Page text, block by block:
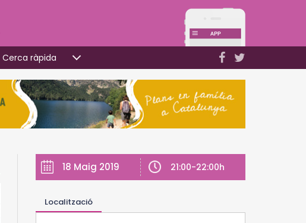
Cerca ràpida
18 Maig 2019 21:00-22:00h
Localització